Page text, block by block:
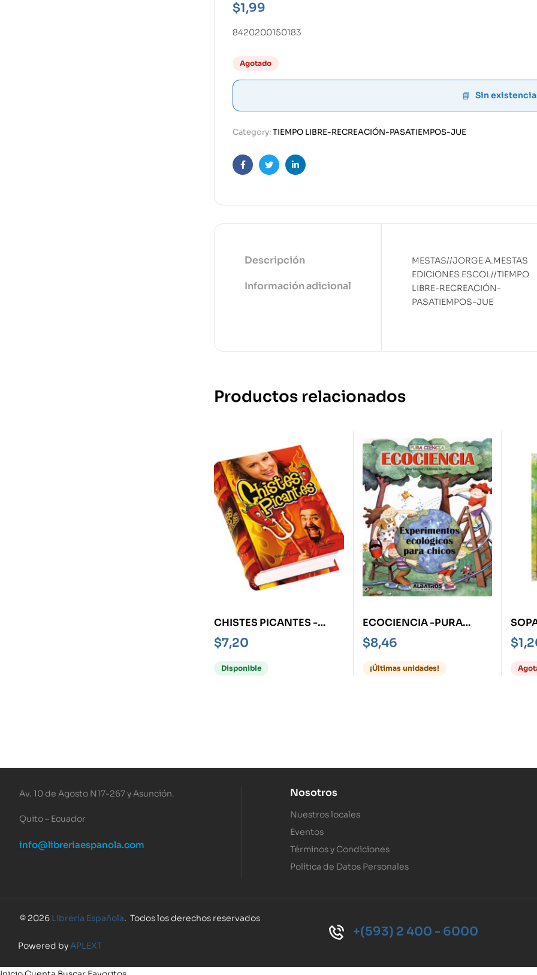
$1,99
8420200150183
Agotado
Sin
Category:TIEMPO LIBRE-RECREACIÓN-PASATIEMPOS-JUE
FacebookTwitterLinkedin
Descripción
Información adicional
MESTAS//JORGE A.MESTAS
EDICIONES ESCOL//TIEMPO
LIBRE-RECREACIÓN-
PASATIEMPOS-JUE
Productos relacionados
CHISTES PICANTES -
MINIBOOKS-
$7,20
Disponible
ECOCIENCIA -PURA
CIENCIA-
$8,46
¡Últimas unidades!
-100
$
Av. 10 de Agosto N17-267 y Asunción.
Quito – Ecuador
info@libreriaespanola.com
Nosotros
Nuestros locales
Eventos
Términos y Condiciones
Política de Datos Personales
© 2026 Librería Española. Todos los derechos reservados
Powered by APLEXT
+(593) 2 400 - 6000